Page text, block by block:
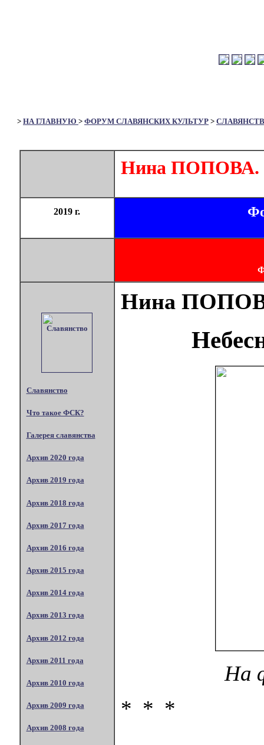
> НА ГЛАВНУЮ > ФОРУМ СЛАВЯНСКИХ КУЛЬТУР >
Нина ПОПОВА.
2019 г.
Славянство
Что такое ФСК?
Галерея славянства
Архив 2020 года
Архив 2019 года
Архив 2018 года
Архив 2017 года
Архив 2016 года
Архив 2015 года
Архив 2014 года
Архив 2013 года
Архив 2012 года
Архив 2011 года
Архив 2010 года
Архив 2009 года
Архив 2008 года
Нина
На
* * *